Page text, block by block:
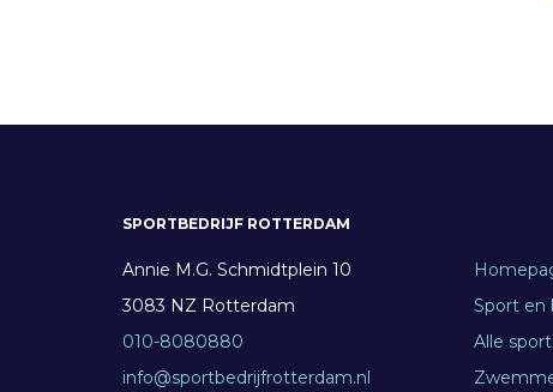
SPORTBEDRIJF ROTTERDAM
Annie M.G. Schmidtplein 10
3083 NZ Rotterdam
010-8080880
info@sportbedrijfrotterdam.nl
Sport en
Alle